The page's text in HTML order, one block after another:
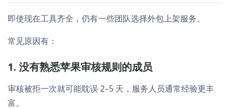
即使现在工具齐全，仍有一些团队选择外包上架服务。
常见原因有：
1. 没有熟悉苹果审核规则的成员
审核被拒一次就可能耽误 2–5 天，服务人员通常经验更丰
富。